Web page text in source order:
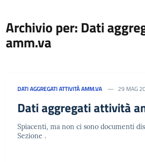
Archivio per: Dati
amm.va
DATI AGGREGATI ATTIVITÀ AMM.VA 29 MAG
Dati aggregati attività
Spiacenti, ma non ci sono documenti
Sezione .